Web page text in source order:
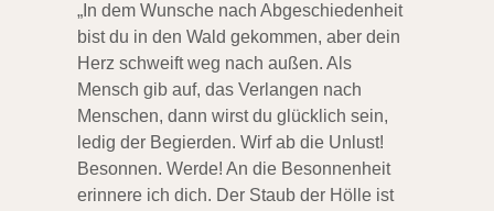
„In dem Wunsche nach Abgeschiedenheit
bist du in den Wald gekommen, aber dein
Herz schweift weg nach außen. Als
Mensch gib auf, das Verlangen nach
Menschen, dann wirst du glücklich sein,
ledig der Begierden. Wirf ab die Unlust!
Besonnen. Werde! An die Besonnenheit
erinnere ich dich. Der Staub der Hölle ist